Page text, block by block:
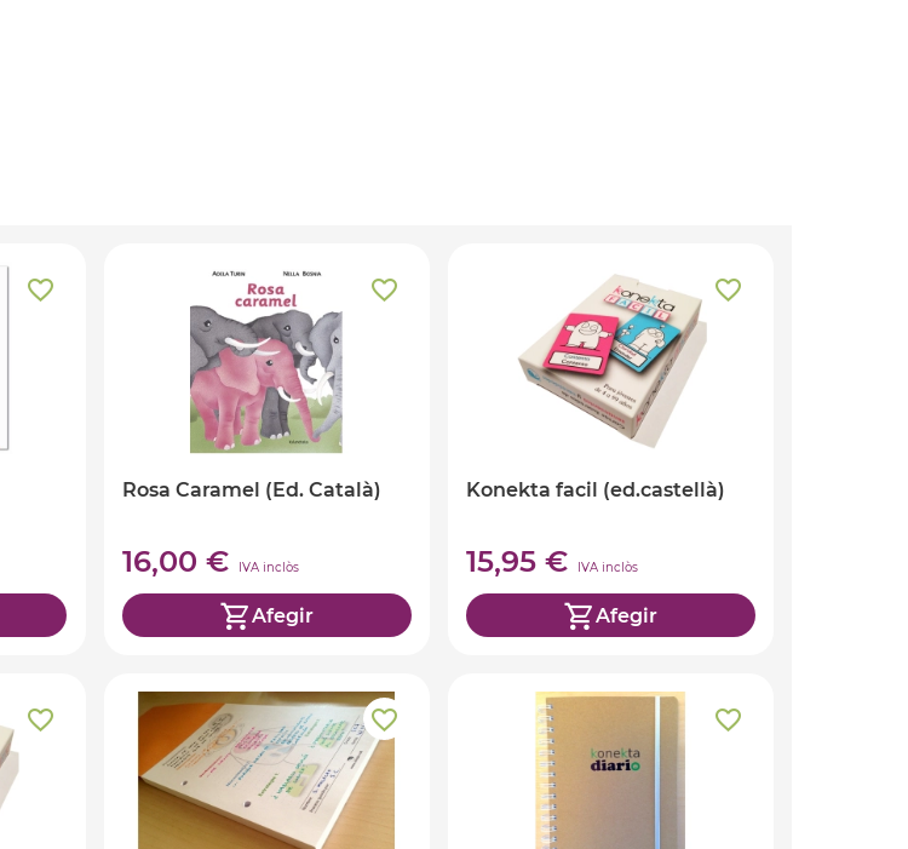
Rosa Caramel (Ed. Català)
16,00 € IVA inclòs
Afegir
Konekta facil (ed.castellà)
15,95 € IVA inclòs
Afegir